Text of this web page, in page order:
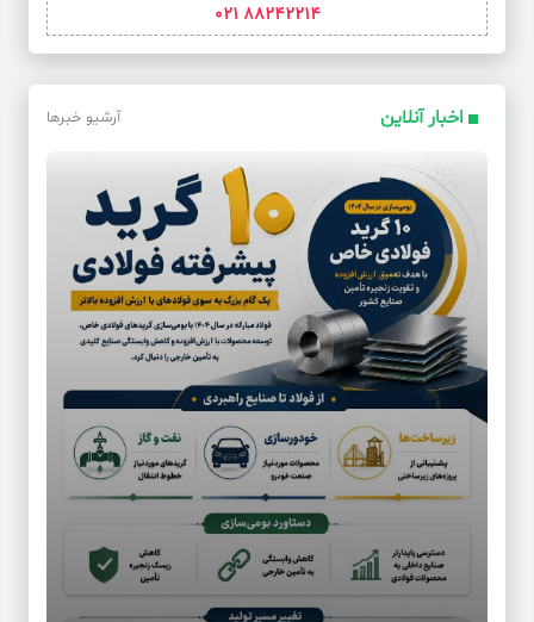
کد خبر: 62137
پخش «موسی» و «سلمان فارسی» به پایان سال می‌رسد؟
پرداخت پول به معشوقه از درآمد یوفا
کد خبر: 62146
فرصتی برای دیدن ۶۰ شهاب در هر ساعت!
کد خبر: 62131
جیب پر پول اماراتی‌ها از ملی‌پوشان ایرانی
خبرنگاران مسئولیت روایت عزت یک ملت را بر عهده گرفته‌اند
عیادت مدیرعامل خانه موسیقی و جمعی از مدیران فرهنگی از ایرج
88242214 021
اخبار آنلاین آرشیو خبرها